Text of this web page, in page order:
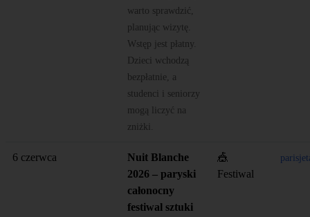
warto sprawdzić,
planując wizytę.
Wstęp jest płatny.
Dzieci wchodzą
bezpłatnie, a
studenci i seniorzy
mogą liczyć na
zniżki.
6 czerwca
Nuit Blanche
2026 – paryski
całonocny
festiwal sztuki
🎪
Festiwal